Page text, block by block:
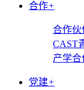
合作+
合作伙
CAST
产学
党建+